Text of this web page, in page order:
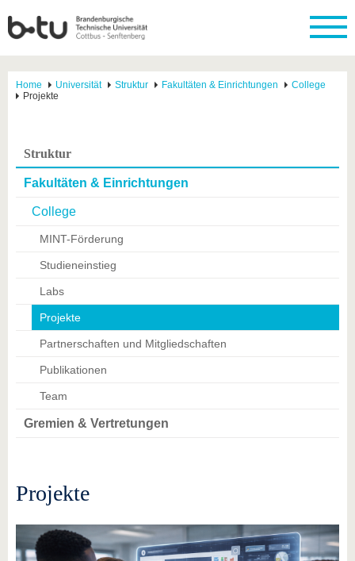
Home Universität Struktur Fakultäten & Einrichtungen
College
Projekte
Struktur
Fakultäten & Einrichtungen
College
MINT-Förderung
Studieneinstieg
Labs
Projekte
Partnerschaften und Mitgliedschaften
Publikationen
Team
Gremien & Vertretungen
Projekte